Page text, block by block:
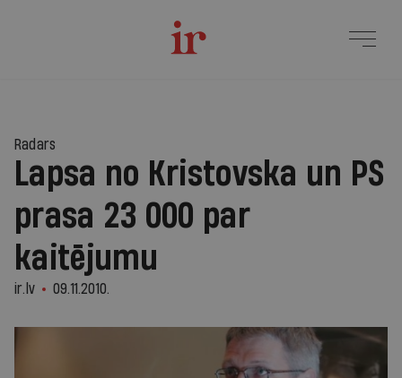
Radars
Lapsa no Kristovska un PS
prasa 23 000 par
kaitējumu
ir.lv 09.11.2010.